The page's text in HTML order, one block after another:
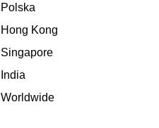
Polska
Hong Kong
Singapore
India
Worldwide